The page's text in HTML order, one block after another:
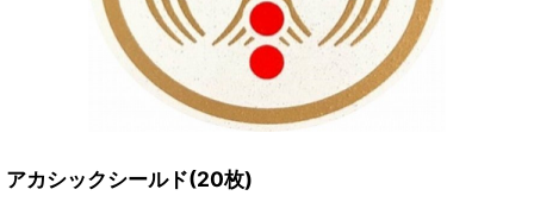
アカシックシールド(20枚)